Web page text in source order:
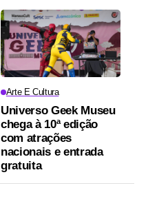
Arte E Cultura
Universo Geek Museu
chega à 10ª edição
com atrações
nacionais e entrada
gratuita